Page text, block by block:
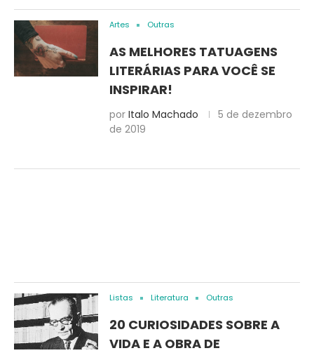
Artes Outras
AS MELHORES TATUAGENS
LITERÁRIAS PARA VOCÊ SE
INSPIRAR!
por Italo Machado
5 de dezembro
de 2019
Listas Literatura Outras
20 CURIOSIDADES SOBRE A
VIDA E A OBRA DE